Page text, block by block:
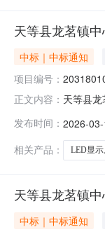
天等县龙茗镇
中标｜中标通知
项目编号：
正文内容： 天等县
联系电
发布时间： 2026-
相关产品：
LED显
天等县龙茗镇
中标｜中标通知